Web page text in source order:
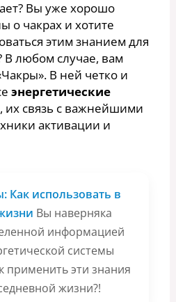
Вы уже хорошо
о чакрах и хотите
этим знанием для
любом случае, вам
В ней четко и
энергетические
, их связь с важнейшими
активации и
Как использовать в
Вы наверняка
информацией
системы
применить эти знания
жизни?!